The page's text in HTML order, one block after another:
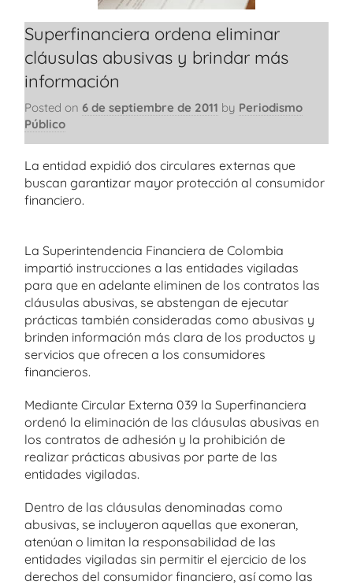
Superfinanciera ordena eliminar
cláusulas abusivas y brindar más
información
Posted on 6 de septiembre de 2011 by Periodismo
Público
La entidad expidió dos circulares externas que
buscan garantizar mayor protección al consumidor
financiero.
La Superintendencia Financiera de Colombia
impartió instrucciones a las entidades vigiladas
para que en adelante eliminen de los contratos las
cláusulas abusivas, se abstengan de ejecutar
prácticas también consideradas como abusivas y
brinden información más clara de los productos y
servicios que ofrecen a los consumidores
financieros.
Mediante Circular Externa 039 la Superfinanciera
ordenó la eliminación de las cláusulas abusivas en
los contratos de adhesión y la prohibición de
realizar prácticas abusivas por parte de las
entidades vigiladas.
Dentro de las cláusulas denominadas como
abusivas, se incluyeron aquellas que exoneran,
atenúan o limitan la responsabilidad de las
entidades vigiladas sin permitir el ejercicio de los
derechos del consumidor financiero, así como las